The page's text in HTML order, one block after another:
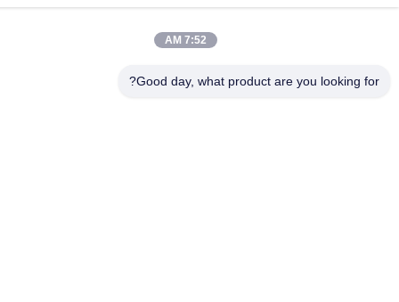
7:52 AM
Good day, what product are you looking